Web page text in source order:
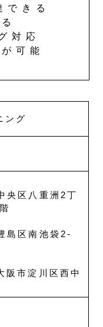
できる
対応
可能
ング
央区八重洲2丁
島区南池袋2-
市淀川区西中